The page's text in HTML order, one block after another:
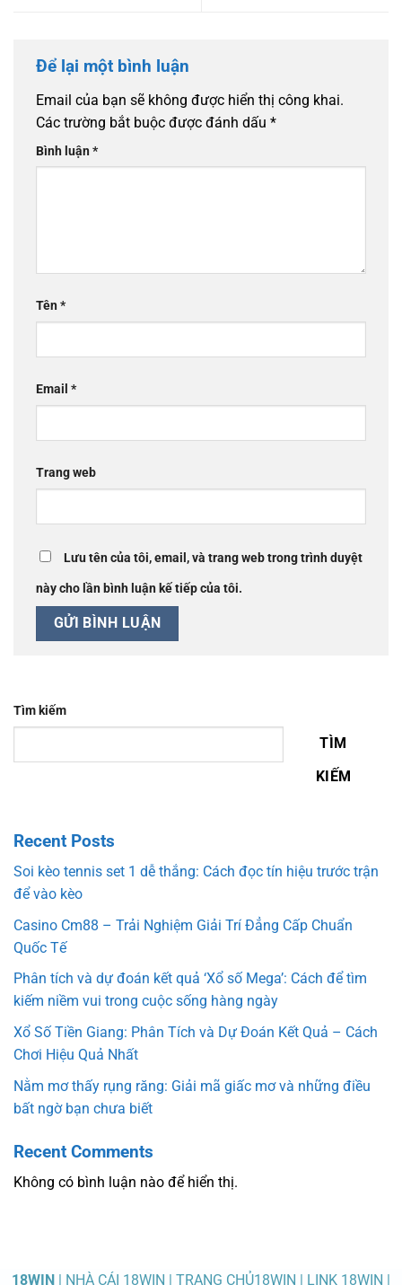
Để lại một bình luận
Email của bạn sẽ không được hiển thị công khai.
Các trường bắt buộc được đánh dấu *
Bình luận *
Tên *
Email *
Trang web
Lưu tên của tôi, email, và trang web trong trình duyệt
này cho lần bình luận kế tiếp của tôi.
Tìm kiếm
TÌM
KIẾM
Recent Posts
Soi kèo tennis set 1 dễ thắng: Cách đọc tín hiệu trước trận
để vào kèo
Casino Cm88 – Trải Nghiệm Giải Trí Đẳng Cấp Chuẩn
Quốc Tế
Phân tích và dự đoán kết quả ‘Xổ số Mega’: Cách để tìm
kiếm niềm vui trong cuộc sống hàng ngày
Xổ Số Tiền Giang: Phân Tích và Dự Đoán Kết Quả – Cách
Chơi Hiệu Quả Nhất
Nằm mơ thấy rụng răng: Giải mã giấc mơ và những điều
bất ngờ bạn chưa biết
Recent Comments
Không có bình luận nào để hiển thị.
18WIN | NHÀ CÁI 18WIN | TRANG CHỦ18WIN | LINK 18WIN |